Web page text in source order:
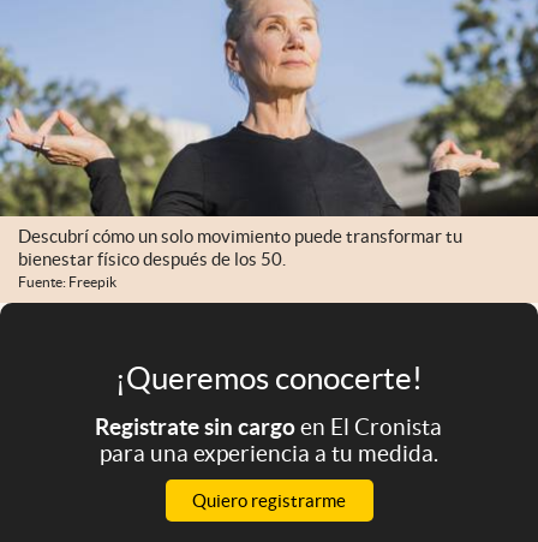
El Cronista Studio
Mediakit
abre en nueva pestaña
Argentina
Descubrí cómo un solo movimiento puede transformar tu
bienestar físico después de los 50.
Fuente: Freepik
¡Queremos conocerte!
Registrate sin cargoen El Cronista
para una experiencia a tu medida.
Quiero registrarme